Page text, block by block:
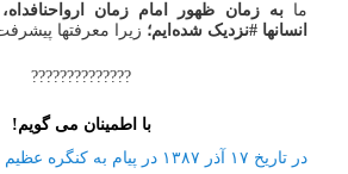
مابه زمان ظهور امام زمان
انسانها #نزدیک شده‌ایم؛ زیرا معرفتها
??????????????
با اطمینان می گویم!
در تاریخ ۱۷ آذر ۱۳۸۷ در پیام به کنگره عظیم حج